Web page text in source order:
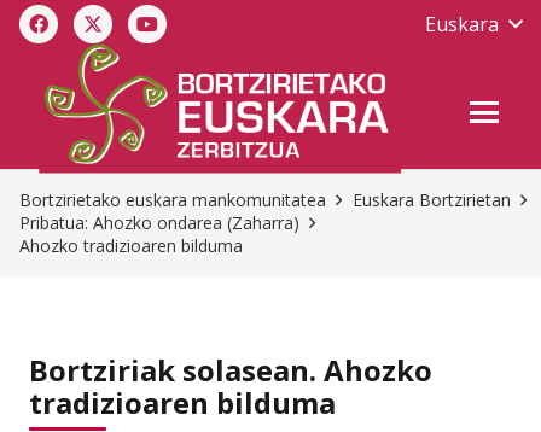
Euskara
Bortzirietako euskara mankomunitatea
Euskara Bortzirietan
Pribatua: Ahozko ondarea (Zaharra)
Ahozko tradizioaren bilduma
Bortziriak solasean. Ahozko
tradizioaren bilduma